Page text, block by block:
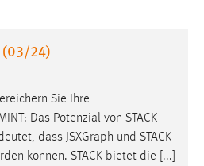
(03/24)
Sie Ihre
Das Potenzial von STACK
dass JSXGraph und STACK
können. STACK bietet die [...]
wird in diesem Cookie
ist.